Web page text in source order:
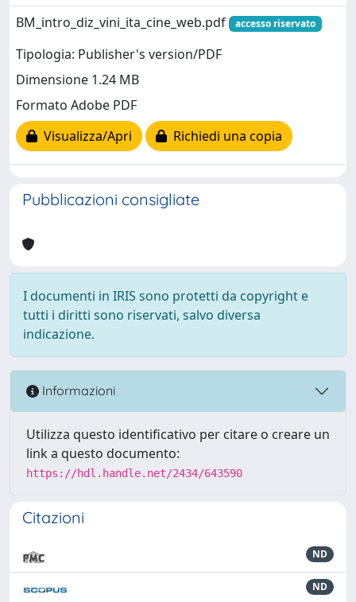
BM_intro_diz_vini_ita_cine_web.pdf
accesso riservato
Tipologia: Publisher's version/PDF
Dimensione 1.24 MB
Formato Adobe PDF
Visualizza/Apri
Richiedi una copia
Pubblicazioni consigliate
I documenti in IRIS sono protetti da copyright e
tutti i diritti sono riservati, salvo diversa
indicazione.
Informazioni
Utilizza questo identificativo per citare o creare un
link a questo documento:
https://hdl.handle.net/2434/643590
Citazioni
ND
ND